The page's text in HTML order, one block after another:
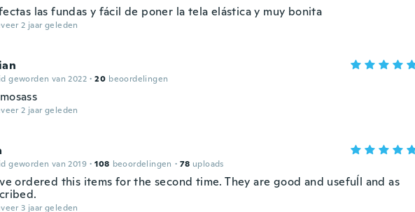
las fundas y fácil de poner la tela elástica y muy bonita
2 jaar geleden
geworden van 2022 · 20 beoordelingen
2 jaar geleden
geworden van 2019 · 108 beoordelingen · 78 uploads
ordered this items for the second time. They are good and usefuĺl and as
3 jaar geleden